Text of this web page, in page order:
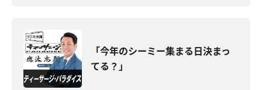
「今年のシーミー集まる日決まっ
てる？」